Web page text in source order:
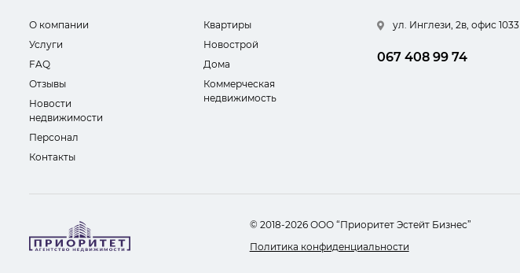
О компании
Услуги
FAQ
Отзывы
Новости
недвижимости
Персонал
Контакты
Квартиры
Новострой
Дома
Коммерческая
недвижимость
ул. Инглези, 2в, офис 1033
067 408 99 74
© 2018-2026 ООО “Приоритет Эстейт Бизнес”
Политика конфиденциальности